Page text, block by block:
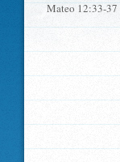
Mateo 12:33-37